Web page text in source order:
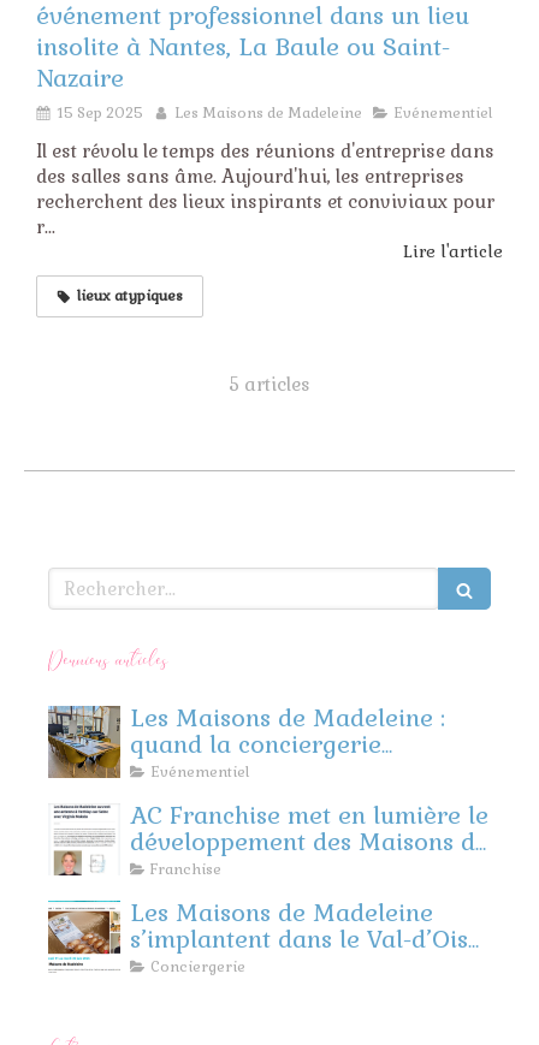
événement professionnel dans un lieu
insolite à Nantes, La Baule ou Saint-
Nazaire
15 Sep 2025 Les Maisons de Madeleine Evénementiel
Il est révolu le temps des réunions d'entreprise dans
des salles sans âme. Aujourd'hui, les entreprises
recherchent des lieux inspirants et conviviaux pour
r...
Lire l'article
lieux atypiques
5 articles
Rechercher
Derniers articles
Les Maisons de Madeleine :
quand la conciergerie
rencontre l’événementiel
Evénementiel
AC Franchise met en lumière le
développement des Maisons de
Madeleine
Franchise
Les Maisons de Madeleine
s’implantent dans le Val-d’Oise
et les Yvelines !
Conciergerie